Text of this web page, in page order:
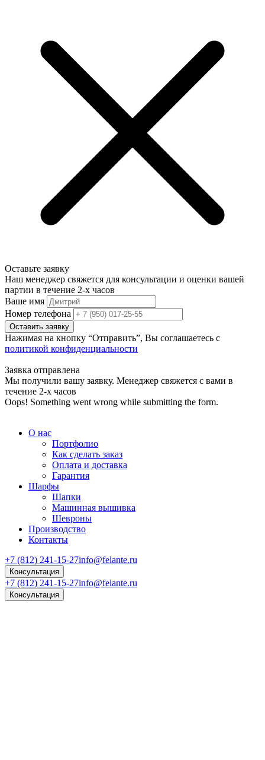
Оставьте заявку
Наш менеджер свяжется для консультации и оценки вашей
партии в течение 2-х часов
Ваше имя
Номер телефона
Нажимая на кнопку “Отправить”, Вы соглашаетесь с
политикой конфиденциальности
Заявка отправлена
Мы получили вашу заявку. Менеджер свяжется с вами в
течение 2-х часов
Oops! Something went wrong while submitting the form.
О нас
Портфолио
Как сделать заказ
Оплата и доставка
Гарантия
Шарфы
Шапки
Машинная вышивка
Шевроны
Производство
Контакты
+7 (812) 241-15-27info@felante.ru
Консультация
+7 (812) 241-15-27info@felante.ru
Консультация